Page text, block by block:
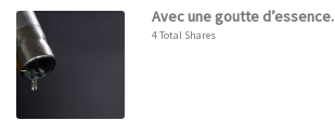
Avec une goutte d’essence.
4 Total Shares